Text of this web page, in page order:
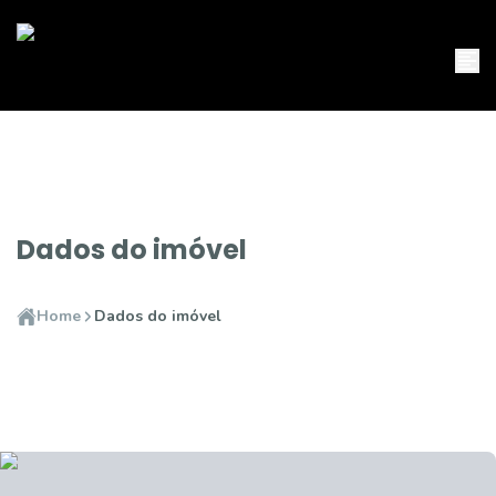
Dados do imóvel
Home Dados do imóvel